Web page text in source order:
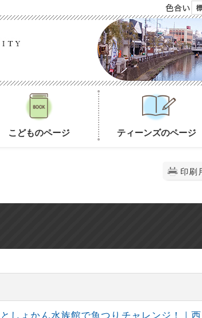
こどものページ ティーンズのページ
印刷
としょかん水族館で魚つりチャレンジ！｜西